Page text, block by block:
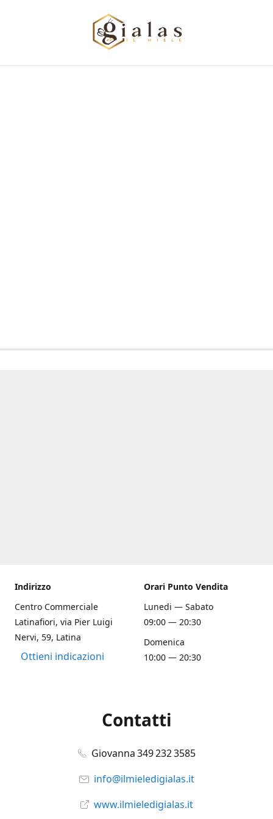
Indirizzo
Centro Commerciale
Latinafiori, via Pier Luigi
Nervi, 59, Latina
Ottieni indicazioni
Orari Punto Vendita
Lunedi — Sabato
09:00 — 20:30
Domenica
10:00 — 20:30
Contatti
Giovanna 349 232 3585
info@ilmieledigialas.it
www.ilmieledigialas.it